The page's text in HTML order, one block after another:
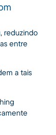
reduzindo
entre
a tais